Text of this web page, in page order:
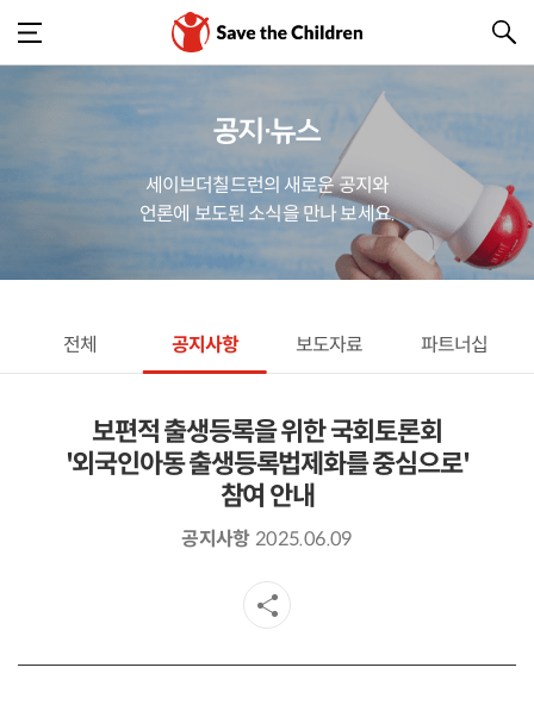
공지·뉴스
세이브더칠드런의 새로운 공지와
언론에 보도된 소식을 만나 보세요.
전체 공지사항 보도자료 파트너십
보편적 출생등록을 위한 국회토론회
'외국인아동 출생등록법제화를 중심으로'
참여 안내
공지사항 2025.06.09